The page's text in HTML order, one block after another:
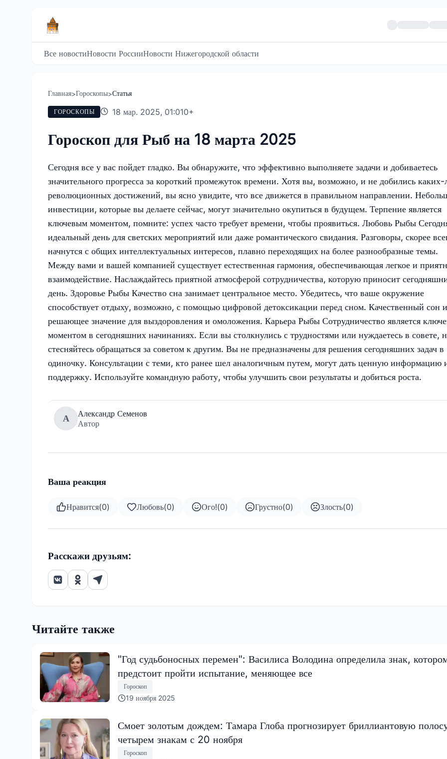
Все новостиНовости РоссииНовости Нижегородской области
Главная>Гороскопы>Статья
ГОРОСКОПЫ 18 мар. 2025, 01:010+
Гороскоп для Рыб на 18 марта 2025
Сегодня все у вас пойдет гладко. Вы обнаружите, что эффективно выполняете задачи и добиваетесь
значительного прогресса за короткий промежуток времени. Хотя вы, возможно, и не добились каких-
революционных достижений, вы ясно увидите, что все движется в правильном направлении.
инвестиции, которые вы делаете сейчас, могут значительно окупиться в будущем. Терпение является
ключевым моментом, помните: успех часто требует времени, чтобы проявиться. Любовь Рыбы
идеальный день для светских мероприятий или даже романтического свидания. Разговоры, скорее
начнутся с общих интеллектуальных интересов, плавно переходящих на более разнообразные темы.
Между вами и вашей компанией существует естественная гармония, обеспечивающая легкое и
взаимодействие. Наслаждайтесь приятной атмосферой сотрудничества, которую приносит
день. Здоровье Рыбы Качество сна занимает центральное место. Убедитесь, что ваше окружение
способствует отдыху, возможно, с помощью цифровой детоксикации перед сном. Качественный сон
решающее значение для выздоровления и омоложения. Карьера Рыбы Сотрудничество является
моментом в сегодняшних начинаниях. Если вы столкнулись с трудностями или нуждаетесь в совете,
стесняйтесь обращаться за советом к другим. Вы не предназначены для решения сегодняшних задач в
одиночку. Консультации с теми, кто ранее шел аналогичным путем, могут дать ценную информацию
поддержку. Используйте командную работу, чтобы улучшить свои результаты и добиться роста.
А
Александр Семенов
Автор
Ваша реакция
Нравится(0) Любовь(0) Ого!(0) Грустно(0) Злость(0)
Расскажи друзьям:
Читайте также
"Год судьбоносных перемен": Василиса Володина определила знак,
предстоит пройти испытание, меняющее все
Гороскоп
19 ноября 2025
Смоет золотым дождем: Тамара Глоба прогнозирует бриллиантовую
четырем знакам с 20 ноября
Гороскоп